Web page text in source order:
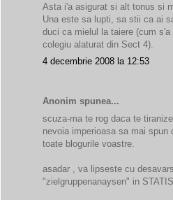
Asta i'a asigurat si alt tonus si
Una este sa lupti, sa stii ca ai
duci ca mielul la taiere (cum
colegiu alaturat din Sect 4).
4 decembrie 2008 la 12:53
Anonim spunea...
scuza-ma te rog daca te
nevoia imperioasa sa mai
toate blogurile voastre.
asadar , va lipseste cu
"zielgruppenanaysen" in